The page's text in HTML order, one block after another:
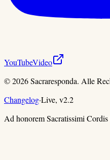
YouTubeVideo
©2026Sacraresponda. Alle
Changelog·Live, v2.2
Ad honorem Sacratissimi Cordis